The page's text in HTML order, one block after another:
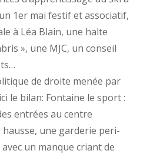
1er mai festif et associatif,
à Léa Blain, une halte
», une MJC, un conseil
de droite menée par
le bilan: Fontaine le sport :
entrées au centre
une garderie peri-
un manque criant de